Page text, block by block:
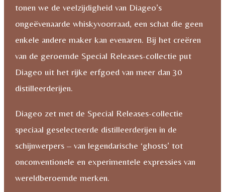
tonen we de veelzijdigheid van Diageo’s
ongeëvenaarde whiskyvoorraad, een schat die geen
enkele andere maker kan evenaren. Bij het creëren
van de geroemde Special Releases-collectie put
Diageo uit het rijke erfgoed van meer dan 30
distilleerderijen.
Diageo zet met de Special Releases-collectie
speciaal geselecteerde distilleerderijen in de
schijnwerpers – van legendarische ‘ghosts’ tot
onconventionele en experimentele expressies van
wereldberoemde merken.